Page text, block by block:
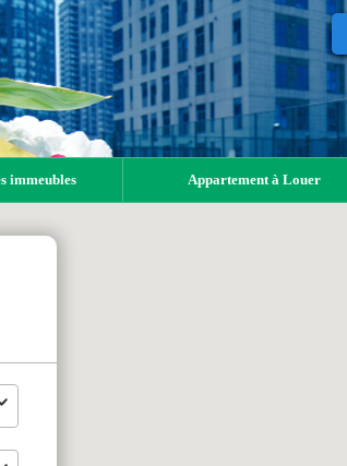
immeubles Appartement à Louer